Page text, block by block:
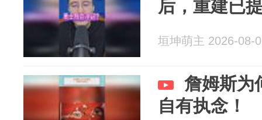
后，重建已
垣坤萌主 2026-08-
詹姆斯为
自有执念！